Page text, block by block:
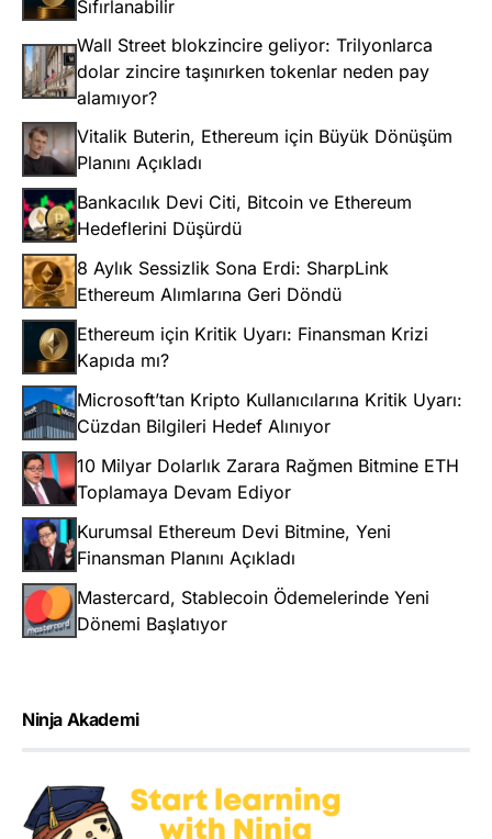
Sıfırlanabilir
Wall Street blokzincire geliyor: Trilyonlarca
dolar zincire taşınırken tokenlar neden pay
alamıyor?
Vitalik Buterin, Ethereum için Büyük Dönüşüm
Planını Açıkladı
Bankacılık Devi Citi, Bitcoin ve Ethereum
Hedeflerini Düşürdü
8 Aylık Sessizlik Sona Erdi: SharpLink
Ethereum Alımlarına Geri Döndü
Ethereum için Kritik Uyarı: Finansman Krizi
Kapıda mı?
Microsoft’tan Kripto Kullanıcılarına Kritik Uyarı:
Cüzdan Bilgileri Hedef Alınıyor
10 Milyar Dolarlık Zarara Rağmen Bitmine ETH
Toplamaya Devam Ediyor
Kurumsal Ethereum Devi Bitmine, Yeni
Finansman Planını Açıkladı
Mastercard, Stablecoin Ödemelerinde Yeni
Dönemi Başlatıyor
Ninja Akademi